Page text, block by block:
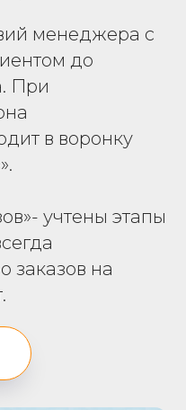
менеджера с
до
При
в воронку
учтены этапы
заказов на